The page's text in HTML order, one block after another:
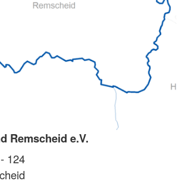
Remscheid e.V.
124